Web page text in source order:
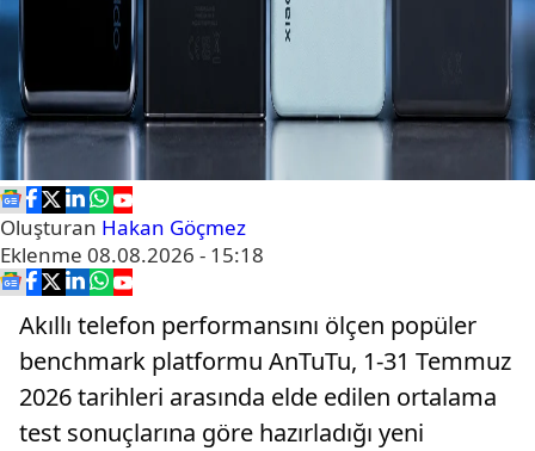
Oluşturan Hakan Göçmez
Eklenme 08.08.2026 - 15:18
Akıllı telefon performansını ölçen popüler
benchmark platformu AnTuTu, 1-31 Temmuz
2026 tarihleri arasında elde edilen ortalama
test sonuçlarına göre hazırladığı yeni